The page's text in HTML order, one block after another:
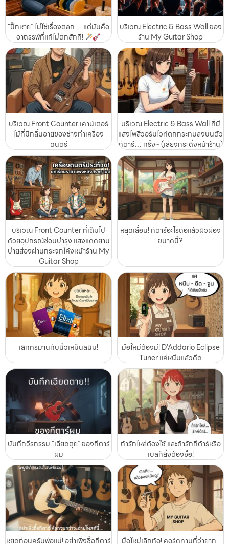
“ปิ๊กหาย” ไม่ใช่เรื่องตลก… แต่มันคือ
อาถรรพ์ที่แก้ไม่ตกสักที!
บริเวณ Electric & Bass Wall ของ
ร้าน My Guitar Shop
บริเวณ Front Counter เคาน์เตอร์
ไม้ที่มีกลิ่นอายของช่างทำเครื่อง
ดนตรี
บริเวณ Electric & Bass Wall ที่มี
แสงไฟสีวอร์มไวท์ตกกระทบลงบนตัว
กีตาร์… กริ๊ง~ (เสียงกระดิ่งหน้าร้าน)
บริเวณ Front Counter ที่เต็มไป
ด้วยอุปกรณ์ซ่อมบำรุง แสงแดดยาม
บ่ายส่องผ่านกระจกโค้งหน้าร้าน My
Guitar Shop
หยุดเลื่อน! กีตาร์อะไรถือแล้วผิวผ่อง
ขนาดนี้?
เลิกทรมานกับนิ้วเหม็นสนิม!
มือใหม่ต้องมี! D’Addario Eclipse
Tuner แค่หนีบแล้วดีด
บันทึกวีรกรรม “เฉียดตุย” ของกีตาร์
ผม
ถ้ารักไหล่ต้องใช้ และถ้ารักกีต้าร์หรือ
เบสก็ยิ่งต้องซื้อ!
หยุดก่อนครับพ่อแม่! อย่าเพิ่งซื้อกีตาร์ มือใหม่เลิกท้อ! คอร์ดทาบที่ว่ายาก..